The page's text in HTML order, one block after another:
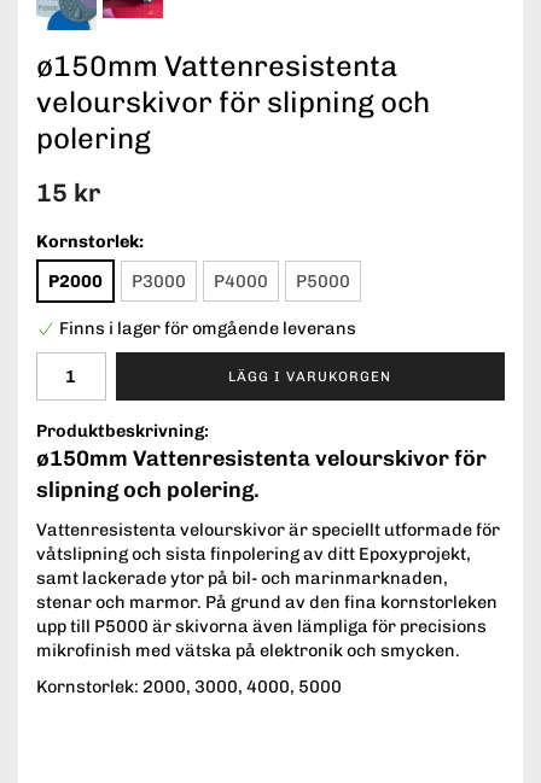
ø150mm Vattenresistenta
velourskivor för slipning och
polering
15 kr
Kornstorlek:
P2000
P3000 P4000 P5000
Finns i lager för omgående leverans
LÄGG I VARUKORGEN
Produktbeskrivning:
ø150mm Vattenresistenta velourskivor för
slipning och polering.
Vattenresistenta velourskivor är speciellt utformade för
våtslipning och sista finpolering av ditt Epoxyprojekt,
samt lackerade ytor på bil- och marinmarknaden,
stenar och marmor. På grund av den fina kornstorleken
upp till P5000 är skivorna även lämpliga för precisions
mikrofinish med vätska på elektronik och smycken.
Kornstorlek: 2000, 3000, 4000, 5000